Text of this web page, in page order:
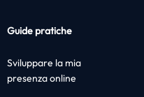
Guide pratiche
Sviluppare la mia
presenza online